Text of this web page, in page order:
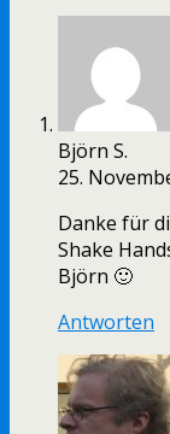
Björn S.
25.
Danke für
Shake
Björn 🙂
Antworten